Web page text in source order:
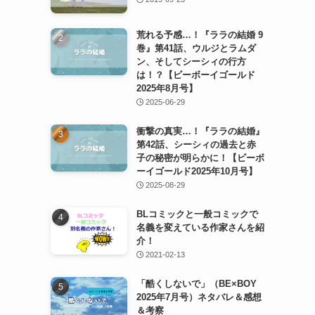
荒れる予感…！『ララの結婚 9
巻』第41話、ウルジとラムダ
ン、そしてシーシィの行方
は！？【ビーボーイゴールド
2025年8月号】
2025-06-29
衝撃の真実…！『ララの結婚』
第42話、シーシィの過去と赤
子の秘密が明らかに！【ビーボ
ーイゴールド2025年10月号】
2025-08-29
BLコミックと一般コミックで
名義を変えている作家さんを紹
介！
2021-02-13
「酷くしないで」（BE×BOY
2025年7月号）ネタバレ＆感想
＆考察